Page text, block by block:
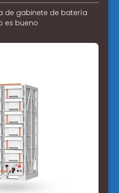
de gabinete de batería
es bueno